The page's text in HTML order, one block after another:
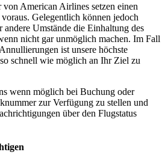
American Airlines setzen einen
Gelegentlich können jedoch
andere Umstände die Einhaltung des
nicht gar unmöglich machen. Im Fall
ist unsere höchste
schnell wie möglich an Ihr Ziel zu
wenn möglich bei Buchung oder
zur Verfügung zu stellen und
über den Flugstatus